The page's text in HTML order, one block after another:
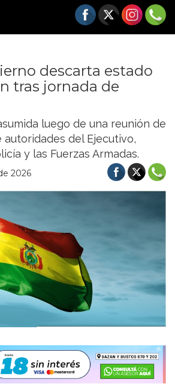
descarta estado
tras jornada de
luego de una reunión de
del Ejecutivo,
y las Fuerzas Armadas.
2026